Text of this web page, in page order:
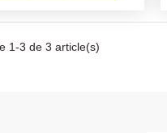
1-3 de 3 article(s)